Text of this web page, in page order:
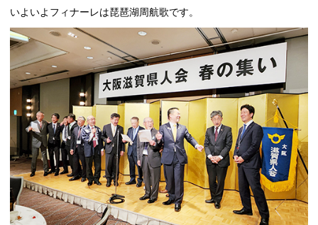
いよいよフィナーレは琵琶湖周航歌です。